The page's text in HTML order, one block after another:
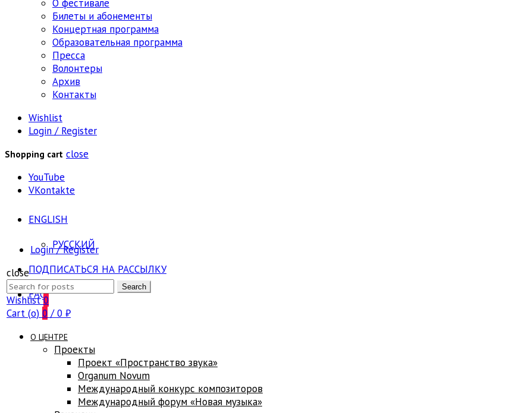
О фестивале
Билеты и абонементы
Концертная программа
Образовательная программа
Пресса
Волонтеры
Архив
Контакты
Wishlist
Login / Register
Shopping cart close
YouTube
VKontakte
ENGLISH
РУССКИЙ
ПОДПИСАТЬСЯ НА РАССЫЛКУ
FAQ
Login / Register
close
Search
for:
Search
Wishlist0
Cart (o) 0 / 0 ₽
О ЦЕНТРЕ
Проекты
Проект «Пространство звука»
Оrganum Novum
Международный конкурс композиторов
Международный форум «Новая музыка»